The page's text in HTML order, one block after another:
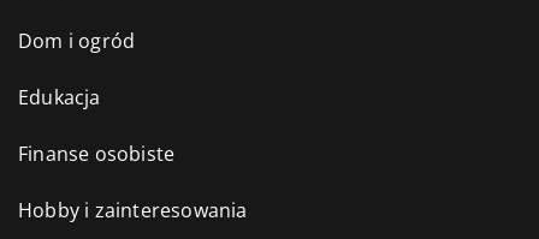
Dom i ogród
Edukacja
Finanse osobiste
Hobby i zainteresowania